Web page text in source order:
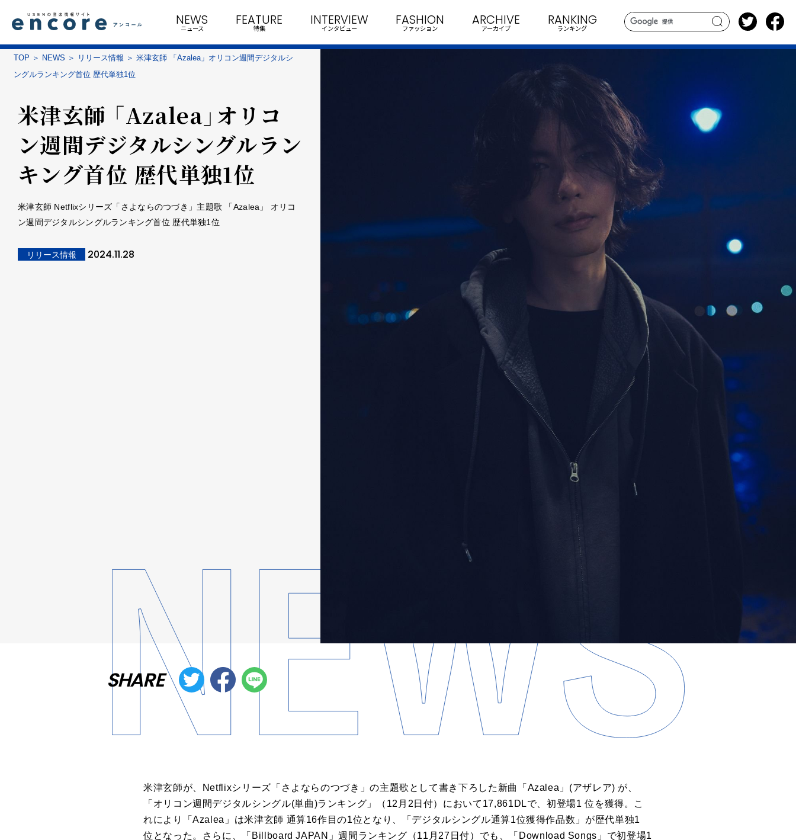
search
NEWS
ニュース
FEATURE
特集
INTERVIEW
インタビュー
FASHION
ファッション
ARCHIVE
アーカイブ
RANKING
ランキング
TOP NEWS リリース情報
米津玄師 「Azalea」オリコン週間デジタルシ
ングルランキング首位 歴代単独1位
米津玄師 「Azalea」オリコ
ン週間デジタルシングルラン
キング首位 歴代単独1位
米津玄師 Netflixシリーズ「さよならのつづき」主題歌 「Azalea」 オリコ
ン週間デジタルシングルランキング首位 歴代単独1位
リリース情報 2024.11.28
SHARE
米津玄師が、Netflixシリーズ「さよならのつづき」の主題歌として書き下ろした新曲「Azalea」(アザレア) が、
「オリコン週間デジタルシングル(単曲)ランキング」（12月2日付）において17,861DLで、初登場1 位を獲得。こ
れにより「Azalea」は米津玄師 通算16作目の1位となり、「デジタルシングル通算1位獲得作品数」が歴代単独1
位となった。さらに、「Billboard JAPAN」週間ランキング（11月27日付）でも、「Download Songs」で初登場1